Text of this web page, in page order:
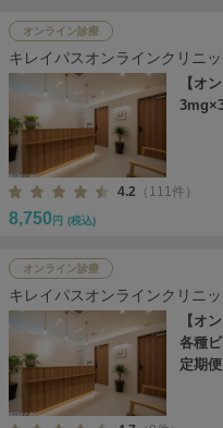
オンライン診療
キレイパスオンラインクリニッ
【オ
4.2 （111件）
8,750 円 (税込)
オンライン診療
キレイパスオンラインクリニッ
【オ
各種
定期便